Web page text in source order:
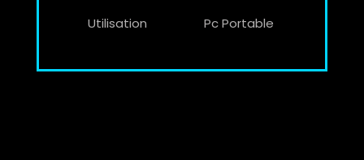
Utilisation Pc Portable